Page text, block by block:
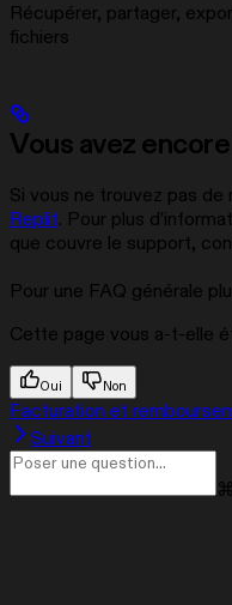
Récupérer, partager,
fichiers
Vous avez encore
Si vous ne trouvez pas de
Replit. Pour plus
que couvre le support,
Pour une FAQ générale
Cette page vous a-t-elle
Oui Non
Facturation et
Suivant
⌘